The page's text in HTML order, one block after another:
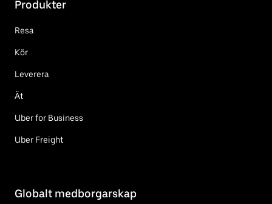
Produkter
Resa
Kör
Leverera
Ät
Uber for Business
Uber Freight
Globalt medborgarskap